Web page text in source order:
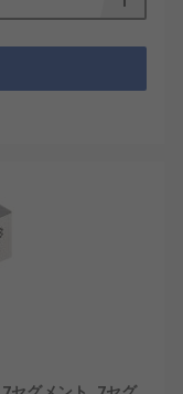
実現。例：
、ソーラー
状や配色が
ッチパネル